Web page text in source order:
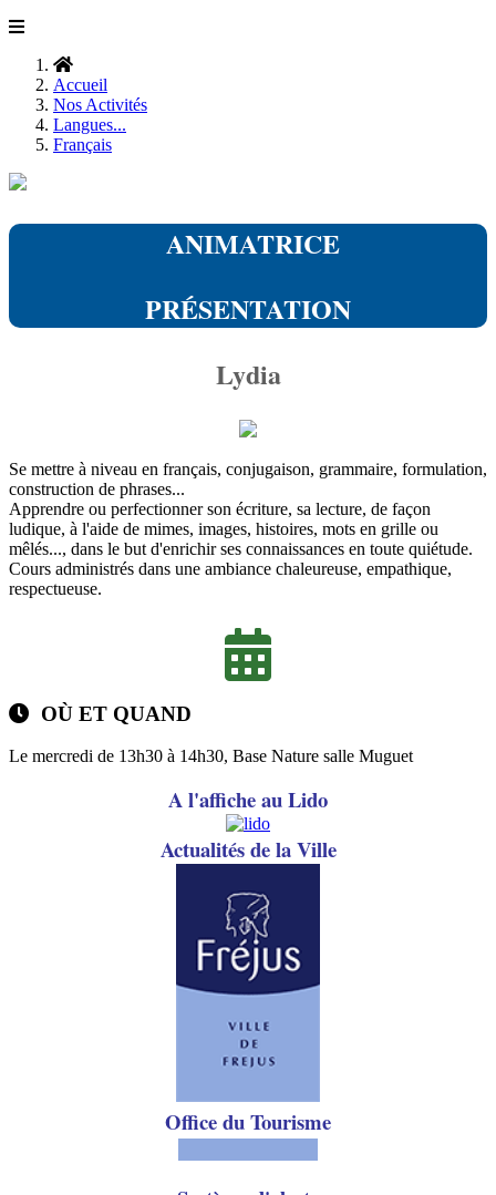
Accueil
Nos Activités
Langues...
Français
ANIMATRICE
PRÉSENTATION
Lydia
Se mettre à niveau en français, conjugaison, grammaire, formulation,
construction de phrases...
Apprendre ou perfectionner son écriture, sa lecture, de façon
ludique, à l'aide de mimes, images, histoires, mots en grille ou
mêlés..., dans le but d'enrichir ses connaissances en toute quiétude.
Cours administrés dans une ambiance chaleureuse, empathique,
respectueuse.
OÙ ET QUAND
Le mercredi de 13h30 à 14h30, Base Nature salle Muguet
A l'affiche au Lido
Actualités de la Ville
Office du Tourisme